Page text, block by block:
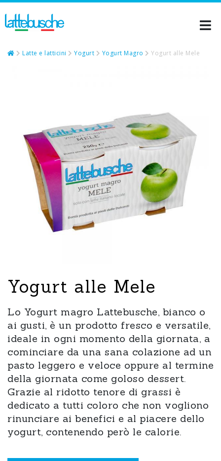
Latte e latticini Yogurt Yogurt Magro Yogurt alle Mele
Yogurt alle Mele
Lo Yogurt magro Lattebusche, bianco o
ai gusti, è un prodotto fresco e versatile,
ideale in ogni momento della giornata, a
cominciare da una sana colazione ad un
pasto leggero e veloce oppure al termine
della giornata come goloso dessert.
Grazie al ridotto tenore di grassi è
dedicato a tutti coloro che non vogliono
rinunciare ai benefici e al piacere dello
yogurt, contenendo però le calorie.